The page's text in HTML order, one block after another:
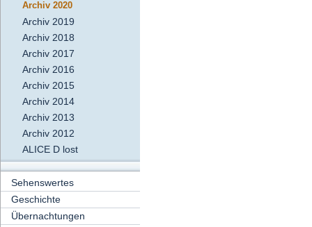
Archiv 2020
Archiv 2019
Archiv 2018
Archiv 2017
Archiv 2016
Archiv 2015
Archiv 2014
Archiv 2013
Archiv 2012
ALICE D lost
Sehenswertes
Geschichte
Übernachtungen